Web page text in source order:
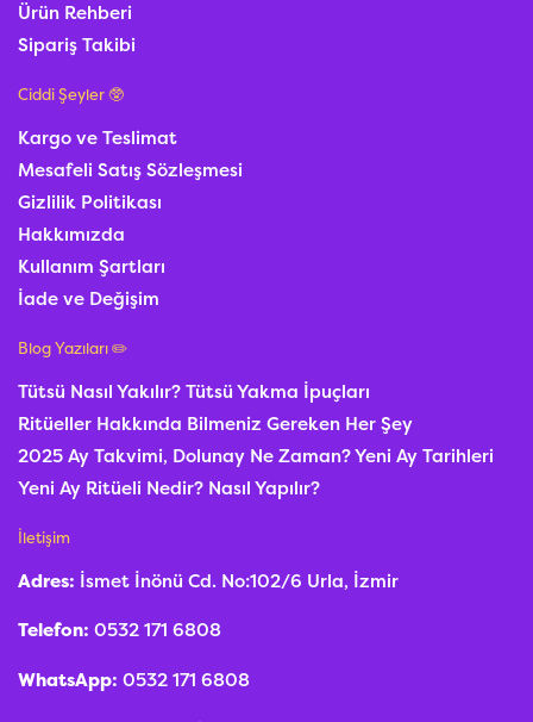
Ürün Rehberi
Sipariş Takibi
Ciddi Şeyler 🥸
Kargo ve Teslimat
Mesafeli Satış Sözleşmesi
Gizlilik Politikası
Hakkımızda
Kullanım Şartları
İade ve Değişim
Blog Yazıları ✏️
Tütsü Nasıl Yakılır? Tütsü Yakma İpuçları
Ritüeller Hakkında Bilmeniz Gereken Her Şey
2025 Ay Takvimi, Dolunay Ne Zaman? Yeni Ay Tarihleri
Yeni Ay Ritüeli Nedir? Nasıl Yapılır?
İletişim
Adres: İsmet İnönü Cd. No:102/6 Urla, İzmir
Telefon: 0532 171 6808
WhatsApp: 0532 171 6808